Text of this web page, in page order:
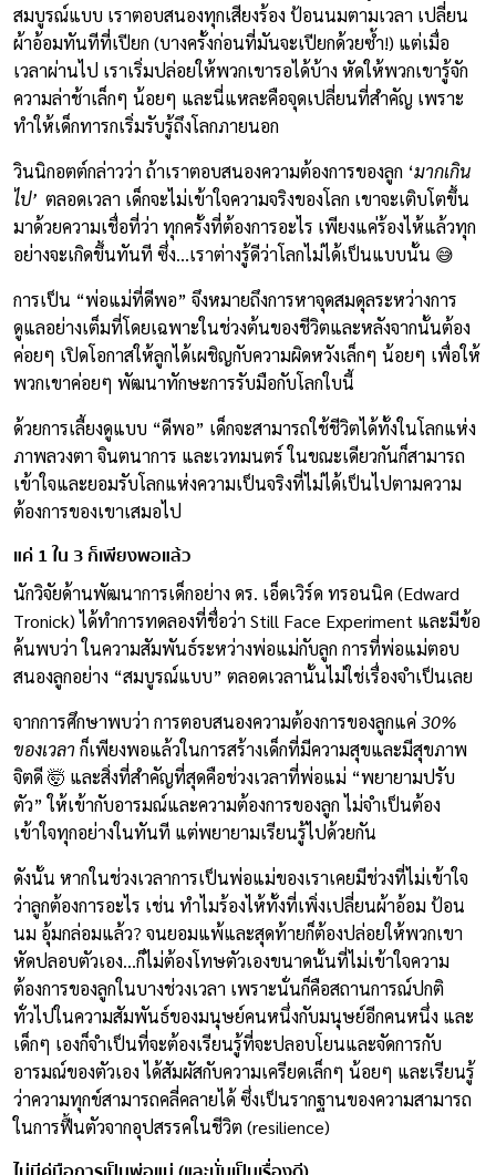
สมบูรณ์แบบ เราตอบสนองทุกเสียงร้อง ป้อนนมตามเวลา เปลี่ยน
ผ้าอ้อมทันทีที่เปียก (บางครั้งก่อนที่มันจะเปียกด้วยซ้ำ!) แต่เมื่อ
เวลาผ่านไป เราเริ่มปล่อยให้พวกเขารอได้บ้าง หัดให้พวกเขารู้จัก
ความล่าช้าเล็กๆ น้อยๆ และนี่แหละคือจุดเปลี่ยนที่สำคัญ เพราะ
ทำให้เด็กทารกเริ่มรับรู้ถึงโลกภายนอก
วินนิกอตต์กล่าวว่า ถ้าเราตอบสนองความต้องการของลูก ‘มากเกิน
ไป’ ตลอดเวลา เด็กจะไม่เข้าใจความจริงของโลก เขาจะเติบโตขึ้น
มาด้วยความเชื่อที่ว่า ทุกครั้งที่ต้องการอะไร เพียงแค่ร้องไห้แล้วทุก
อย่างจะเกิดขึ้นทันที ซึ่ง…เราต่างรู้ดีว่าโลกไม่ได้เป็นแบบนั้น 😅
การเป็น “พ่อแม่ที่ดีพอ” จึงหมายถึงการหาจุดสมดุลระหว่างการ
ดูแลอย่างเต็มที่โดยเฉพาะในช่วงต้นของชีวิตและหลังจากนั้นต้อง
ค่อยๆ เปิดโอกาสให้ลูกได้เผชิญกับความผิดหวังเล็กๆ น้อยๆ เพื่อให้
พวกเขาค่อยๆ พัฒนาทักษะการรับมือกับโลกใบนี้
ด้วยการเลี้ยงดูแบบ “ดีพอ” เด็กจะสามารถใช้ชีวิตได้ทั้งในโลกแห่ง
ภาพลวงตา จินตนาการ และเวทมนตร์ ในขณะเดียวกันก็สามารถ
เข้าใจและยอมรับโลกแห่งความเป็นจริงที่ไม่ได้เป็นไปตามความ
ต้องการของเขาเสมอไป
แค่ 1 ใน 3 ก็เพียงพอแล้ว
นักวิจัยด้านพัฒนาการเด็กอย่าง ดร. เอ็ดเวิร์ด ทรอนนิค (Edward
Tronick) ได้ทำการทดลองที่ชื่อว่า Still Face Experiment และมีข้อ
ค้นพบว่า ในความสัมพันธ์ระหว่างพ่อแม่กับลูก การที่พ่อแม่ตอบ
สนองลูกอย่าง “สมบูรณ์แบบ” ตลอดเวลานั้นไม่ใช่เรื่องจำเป็นเลย
จากการศึกษาพบว่า การตอบสนองความต้องการของลูกแค่30%
ของเวลาก็เพียงพอแล้วในการสร้างเด็กที่มีความสุขและมีสุขภาพ
จิตดี 🤯 และสิ่งที่สำคัญที่สุดคือช่วงเวลาที่พ่อแม่ “พยายามปรับ
ตัว” ให้เข้ากับอารมณ์และความต้องการของลูก ไม่จำเป็นต้อง
เข้าใจทุกอย่างในทันที แต่พยายามเรียนรู้ไปด้วยกัน
ดังนั้น หากในช่วงเวลาการเป็นพ่อแม่ของเราเคยมีช่วงที่ไม่เข้าใจ
ว่าลูกต้องการอะไร เช่น ทำไมร้องไห้ทั้งที่เพิ่งเปลี่ยนผ้าอ้อม ป้อน
นม อุ้มกล่อมแล้ว? จนยอมแพ้และสุดท้ายก็ต้องปล่อยให้พวกเขา
หัดปลอบตัวเอง…ก็ไม่ต้องโทษตัวเองขนาดนั้นที่ไม่เข้าใจความ
ต้องการของลูกในบางช่วงเวลา เพราะนั่นก็คือสถานการณ์ปกติ
ทั่วไปในความสัมพันธ์ของมนุษย์คนหนึ่งกับมนุษย์อีกคนหนึ่ง และ
เด็กๆ เองก็จำเป็นที่จะต้องเรียนรู้ที่จะปลอบโยนและจัดการกับ
อารมณ์ของตัวเอง ได้สัมผัสกับความเครียดเล็กๆ น้อยๆ และเรียนรู้
ว่าความทุกข์สามารถคลี่คลายได้ ซึ่งเป็นรากฐานของความสามารถ
ในการฟื้นตัวจากอุปสรรคในชีวิต (resilience)